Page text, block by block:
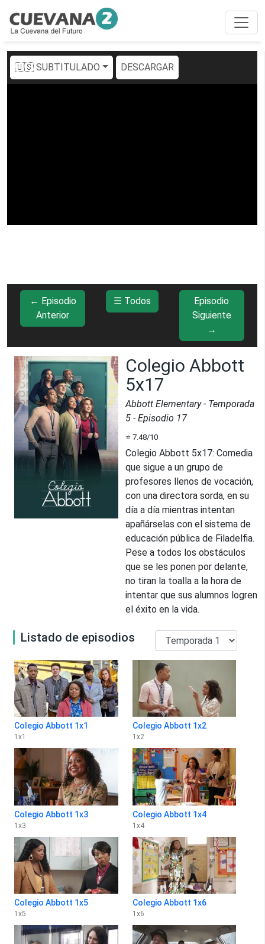
🇺🇸 SUBTITULADO DESCARGAR
← Episodio
Anterior
☰ Todos
Episodio
Siguiente
→
Colegio Abbott
5x17
Abbott Elementary- Temporada
5 - Episodio 17
⭐ 7.48/10
Colegio Abbott 5x17: Comedia
que sigue a un grupo de
profesores llenos de vocación,
con una directora sorda, en su
día a día mientras intentan
apañárselas con el sistema de
educación pública de Filadelfia.
Pese a todos los obstáculos
que se les ponen por delante,
no tiran la toalla a la hora de
intentar que sus alumnos logren
el éxito en la vida.
Listado de episodios
Colegio Abbott 1x1
1 x1
Colegio Abbott 1x2
1 x2
Colegio Abbott 1x3
1 x3
Colegio Abbott 1x4
1 x4
Colegio Abbott 1x5
1 x5
Colegio Abbott 1x6
1 x6